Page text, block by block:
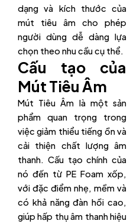
dạng và kích thước của
mút tiêu âm cho phép
người dùng dễ dàng lựa
chọn theo nhu cầu cụ thể.
Cấu tạo của
Mút Tiêu Âm
Mút Tiêu Âm là một sản
phẩm quan trọng trong
việc giảm thiểu tiếng ồn và
cải thiện chất lượng âm
thanh. Cấu tạo chính của
nó đến từ PE Foam xốp,
với đặc điểm nhẹ, mềm và
có khả năng đàn hồi cao,
giúp hấp thụ âm thanh hiệu